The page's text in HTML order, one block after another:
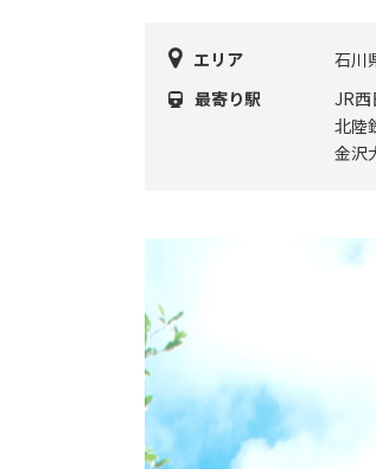
エリア
石川
最寄り駅
JR西
北陸
金沢